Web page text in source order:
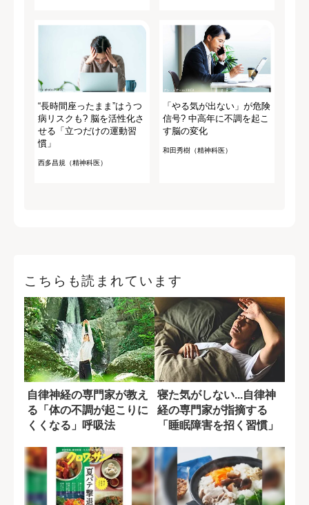
“長時間座ったまま”はうつ
病リスクも? 脳を活性化さ
せる「立つだけの運動習
慣」
西多昌規（精神科医）
「やる気が出ない」が危険
信号? 中高年に不調を起こ
す脳の変化
和田秀樹（精神科医）
こちらも読まれています
自律神経の専門家が教え
る「体の不調が起こりに
くくなる」呼吸法
寝た気がしない...自律神
経の専門家が指摘する
「睡眠障害を招く習慣」